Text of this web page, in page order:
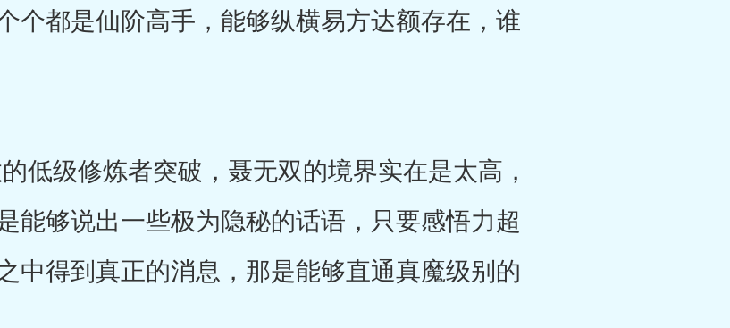
个都是仙阶高手，能够纵横易方达额存在，谁
级修炼者突破，聂无双的境界实在是太高，
能够说出一些极为隐秘的话语，只要感悟力超
中得到真正的消息，那是能够直通真魔级别的